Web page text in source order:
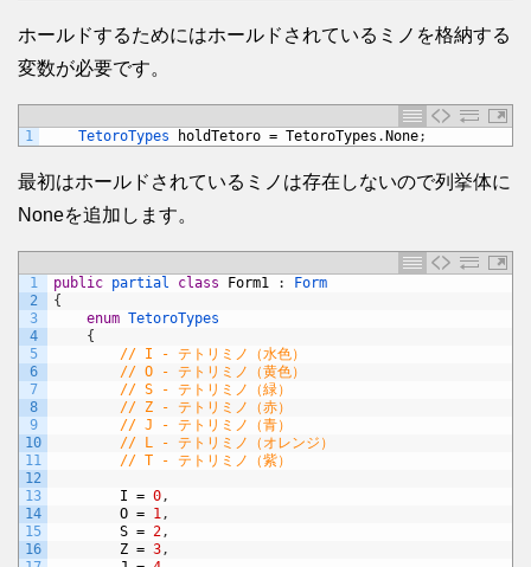
ホールドするためにはホールドされているミノを格納する
変数が必要です。
1 TetoroTypes holdTetoro = TetoroTypes . None;
最初はホールドされているミノは存在しないので列挙体に
Noneを追加します。
1
2
3
4
5
6
7
8
9
10
11
12
13
14
15
16
public partial class Form1 :
Form
{
enum TetoroTypes
{
// I - テトリミノ（水色）
// O - テトリミノ（黄色）
// S - テトリミノ（緑）
// Z - テトリミノ（赤）
// J - テトリミノ（青）
// L - テトリミノ（オレンジ）
// T - テトリミノ（紫）
I = 0,
O = 1,
S = 2,
Z = 3,